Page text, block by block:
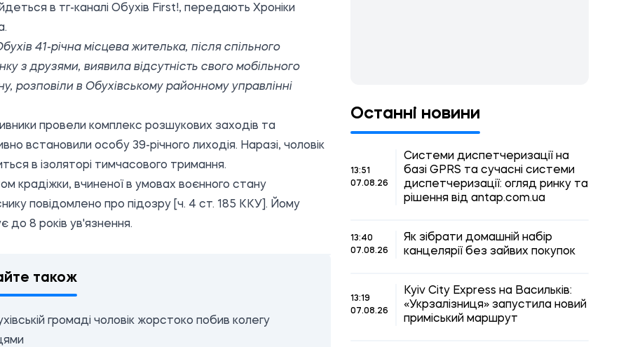
в тг-каналі Обухів First!, передають Хроніки
41-річна місцева жителька, після спільного
з друзями, виявила відсутність свого мобільного
розповіли в Обухівському районному управлінні
провели комплекс розшукових заходів та
встановили особу 39-річного лиходія. Наразі, чоловік
в ізоляторі тимчасового тримання.
крадіжки, вчиненої в умовах воєнного стану
повідомлено про підозру [ч. 4 ст. 185 ККУ]. Йому
до 8 років ув'язнення.
також
громаді чоловік жорстоко побив колегу
Останні новини
13:51
07.08.26
Системи диспетчеризації на
базі GPRS та сучасні системи
диспетчеризації: огляд ринку та
рішення від antap.com.ua
13:40
07.08.26
Як зібрати домашній набір
канцелярії без зайвих покупок
13:19
07.08.26
Kyiv City Express на Васильків:
«Укрзалізниця» запустила новий
приміський маршрут